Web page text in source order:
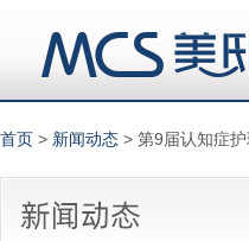
首页 > 新闻动态 > 第9届认知症